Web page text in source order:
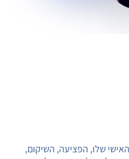
שלו, הפציעה, השיקום,